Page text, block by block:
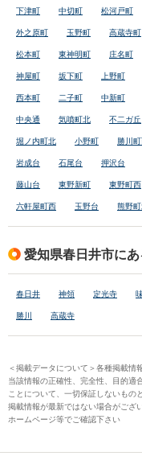
下津町 中切町 松河戸町
外之原町 玉野町 高蔵寺町
松本町 東神明町 庄名町
神屋町 坂下町 上野町
西本町 二子町 中新町
中央通 気噴町北 不二ガ丘
堀ノ内町北 小野町 勝川
岩成台 石尾台 押沢台
藤山台 東野新町 東野町西
六軒屋町西 玉野台 熊野
愛知県春日井市に
春日井 神領 定光寺
勝川 高蔵寺
＜掲載データについて＞各種掲載情
当該情報の正確性、完全性、目的適
ことについて、一切保証しないもの
掲載情報が最新ではない場合がござ
ホームページ等でご確認下さい